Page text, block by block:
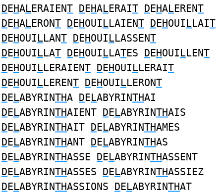
DEHALERAIENT DEHALERAIT DEHALERENT
DEHALERONT DEHOUILLAIENT DEHOUILLAIT
DEHOUILLANT DEHOUILLASSENT
DEHOUILLAT DEHOUILLATES DEHOUILLENT
DEHOUILLERAIENT DEHOUILLERAIT
DEHOUILLERENT DEHOUILLERONT
DELABYRINTHA DELABYRINTHAI
DELABYRINTHAIENT DELABYRINTHAIS
DELABYRINTHAIT DELABYRINTHAMES
DELABYRINTHANT DELABYRINTHAS
DELABYRINTHASSE DELABYRINTHASSENT
DELABYRINTHASSES DELABYRINTHASSIEZ
DELABYRINTHASSIONS DELABYRINTHAT